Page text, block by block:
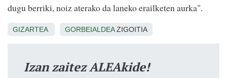
dugu berriki, noiz aterako da laneko erailketen aurka".
GIZARTEA GORBEIALDEAZIGOITIA
Izan zaitez ALEAkide!